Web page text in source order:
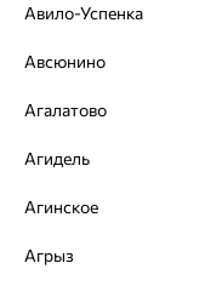
Авило-Успенка
Авсюнино
Агалатово
Агидель
Агинское
Агрыз